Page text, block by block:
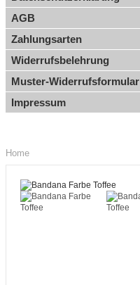
AGB
Zahlungsarten
Widerrufsbelehrung
Muster-Widerrufsformular
Impressum
Home